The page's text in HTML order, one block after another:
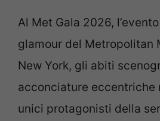
Al Met Gala 2026,
glamour del Metropolitan
New York, gli abiti
acconciature eccentriche
unici protagonisti della